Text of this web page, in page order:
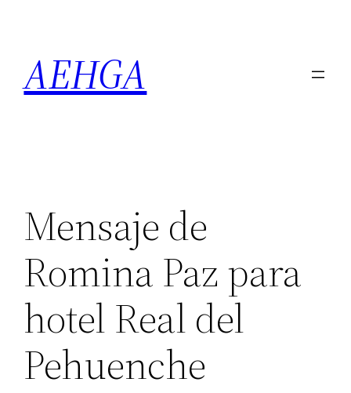
contenido
AEHGA
Mensaje de
Romina Paz para
hotel Real del
Pehuenche